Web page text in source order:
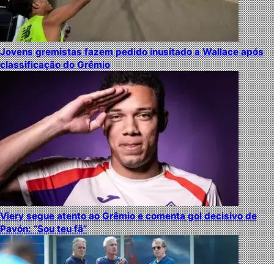
Jovens gremistas fazem pedido inusitado a Wallace após
classificação do Grêmio
Viery segue atento ao Grêmio e comenta gol decisivo de
Pavón: “Sou teu fã”